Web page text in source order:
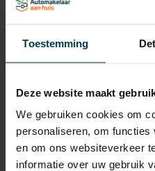
Toestemming
Deze website maakt
We gebruiken cookies om
personaliseren, om
en om ons websiteverkeer
informatie over uw gebruik
Onderhoudsboekje
Bijtelling
Gemiddeld verbruik
Verbruik stad
Verbruik snelweg